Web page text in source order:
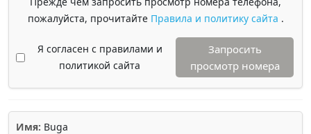
пожалуйста, прочитайте Правила и политику сайта .
Я согласен с правилами и
политикой сайта
Запросить
просмотр номера
Имя: Buga